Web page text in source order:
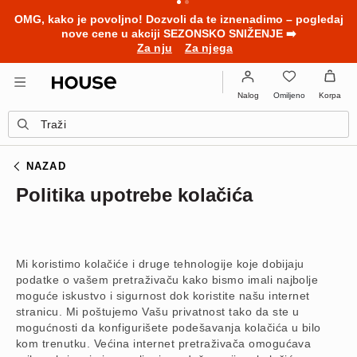
BACK TO SCHOOL📒Najbolje priče počinju pre prvog
školskog zvona. Započni školsku godinu u novom outfitu!
Za nju
Za njega
Nalog Omiljeno Korpa
Traži
NAZAD
Politika upotrebe kolačića
Mi koristimo kolačiće i druge tehnologije koje dobijaju
podatke o vašem pretraživaču kako bismo imali najbolje
moguće iskustvo i sigurnost dok koristite našu internet
stranicu. Mi poštujemo Vašu privatnost tako da ste u
mogućnosti da konfigurišete podešavanja kolačića u bilo
kom trenutku. Većina internet pretraživača omogućava